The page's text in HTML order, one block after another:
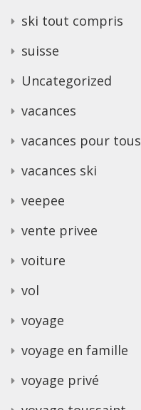
ski tout compris
suisse
Uncategorized
vacances
vacances pour tous
vacances ski
veepee
vente privee
voiture
vol
voyage
voyage en famille
voyage privé